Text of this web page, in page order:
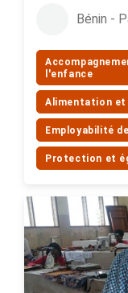
Bénin -
l'enfance
Alimentation et
Employabilité
Protection et